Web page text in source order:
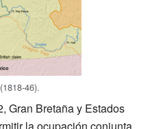
46).
Gran Bretaña y Estados